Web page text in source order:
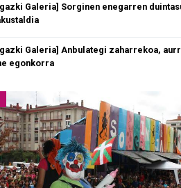
Galeria] Sorginen enegarren
Galeria] Anbulategi zaharrekoa,
egonkorra